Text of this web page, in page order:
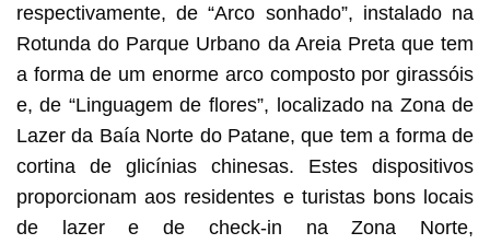
respectivamente, de “Arco sonhado”, instalado na
Rotunda do ​​Parque Urbano da Areia Preta que tem
a forma de um enorme arco composto por girassóis
e, de “Linguagem de flores”, localizado na Zona de
Lazer da Baía Norte do Patane, que tem a forma de
cortina de glicínias chinesas. Estes dispositivos
proporcionam aos residentes e turistas bons locais
de lazer e de check-in na Zona Norte,